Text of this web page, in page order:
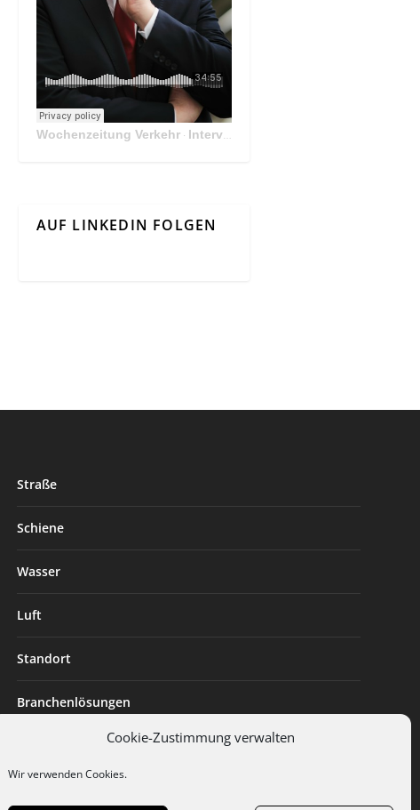
Cookie-Zustimmung verwalten
Wir verwenden Cookies.
Wochenzeitung Verkehr· Interview Mit Andreas Matthä, CEO der ÖBB Holding
AUF LINKEDIN FOLGEN
Straße
Schiene
Wasser
Luft
Standort
Branchenlösungen